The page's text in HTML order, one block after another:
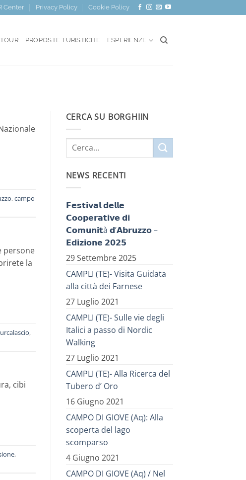
Center Privacy Policy Cookie Policy
TOUR PROPOSTE TURISTICHE ESPERIENZE
,campo
persone
la
,
cibi
,
CERCA SU BORGHIIN
NEWS RECENTI
𝗙𝗲𝘀𝘁𝗶𝘃𝗮𝗹 𝗱𝗲𝗹𝗹𝗲
𝗖𝗼𝗼𝗽𝗲𝗿𝗮𝘁𝗶𝘃𝗲 𝗱𝗶
𝗖𝗼𝗺𝘂𝗻𝗶𝘁à 𝗱’𝗔𝗯𝗿𝘂𝘇𝘇𝗼 –
𝗘𝗱𝗶𝘇𝗶𝗼𝗻𝗲 𝟮𝟬𝟮𝟱
29 Settembre 2025
CAMPLI (TE)- Visita Guidata
alla città dei Farnese
27 Luglio 2021
CAMPLI (TE)- Sulle vie degli
Italici a passo di Nordic
Walking
27 Luglio 2021
CAMPLI (TE)- Alla Ricerca del
Tubero d’ Oro
16 Giugno 2021
CAMPO DI GIOVE (Aq): Alla
scoperta del lago
scomparso
4 Giugno 2021
CAMPO DI GIOVE (Aq) / Nel